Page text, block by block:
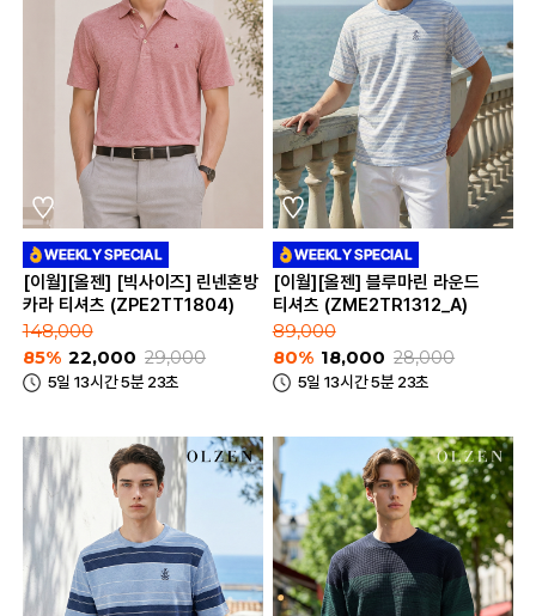
[이월][올젠] [빅사이즈] 린넨혼방
카라 티셔츠 (ZPE2TT1804)
148,000
85% 22,000 29,000
5일 13시간 5분 23초
[이월][올젠] 블루마린 라운드
티셔츠 (ZME2TR1312_A)
89,000
80% 18,000 28,000
5일 13시간 5분 23초